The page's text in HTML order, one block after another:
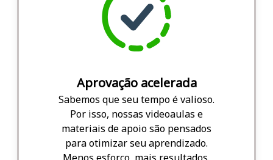
Aprovação acelerada
Sabemos que seu tempo é valioso.
Por isso, nossas videoaulas e
materiais de apoio são pensados
para otimizar seu aprendizado.